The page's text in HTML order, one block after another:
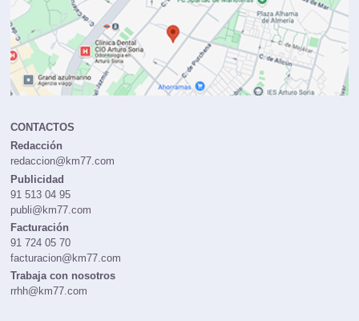
CONTACTOS
Redacción
redaccion@km77.com
Publicidad
91 513 04 95
publi@km77.com
Facturación
91 724 05 70
facturacion@km77.com
Trabaja con nosotros
rrhh@km77.com